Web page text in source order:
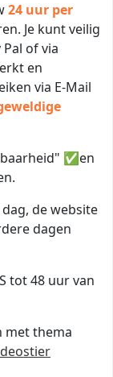
24 uur per
Je kunt veilig
Pal of via
en
via E-Mail
✅en
de website
dagen
tot 48 uur van
met thema